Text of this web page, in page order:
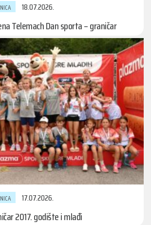
18.07.2026.
Telemach Dan sporta – graničar
17.07.2026.
2017. godište i mlađi